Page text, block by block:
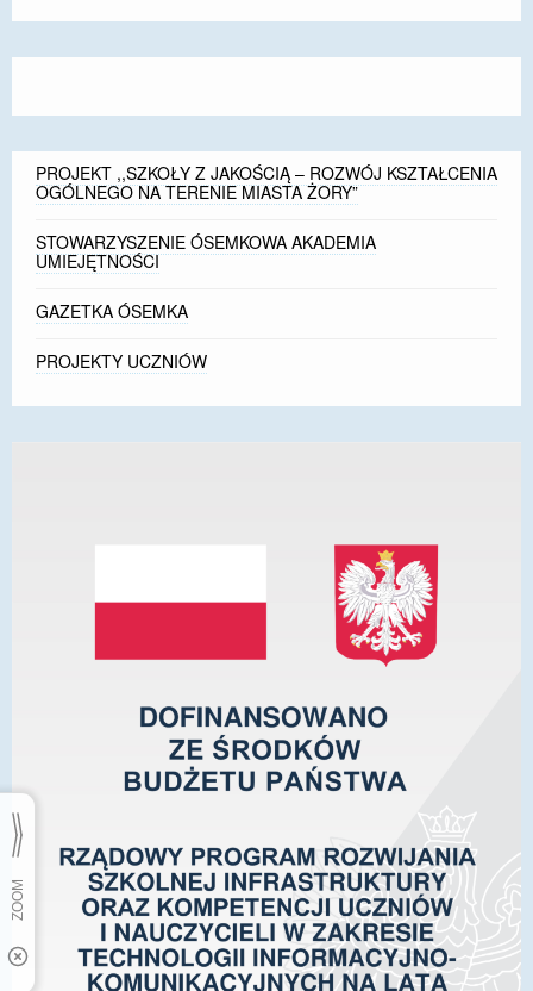
PROJEKT ,,SZKOŁY Z JAKOŚCIĄ – ROZWÓJ
KSZTAŁCENIA OGÓLNEGO NA TERENIE MIASTA
REKRUTACJA 2026/2027
mLegitymacja
size.size.size.
PROJEKT ,,SZKOŁY Z JAKOŚCIĄ – ROZWÓJ KSZTAŁCENIA
OGÓLNEGO NA TERENIE MIASTA ŻORY”
STOWARZYSZENIE ÓSEMKOWA AKADEMIA
UMIEJĘTNOŚCI
GAZETKA ÓSEMKA
PROJEKTY UCZNIÓW